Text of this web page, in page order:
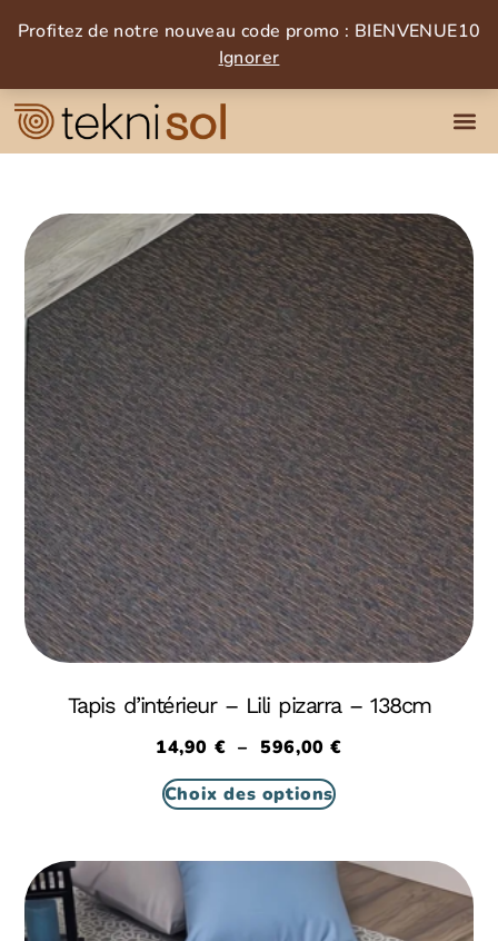
Profitez de notre nouveau code promo : BIENVENUE10
Ignorer
Tapis d’intérieur – Lili pizarra – 138cm
14,90 € – 596,00€
Choix des options